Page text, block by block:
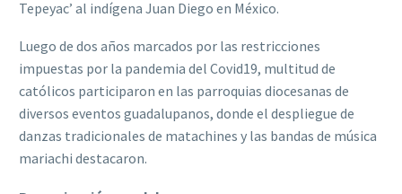
Tepeyac’ al indígena Juan Diego en México.
Luego de dos años marcados por las restricciones
impuestas por la pandemia del Covid19, multitud de
católicos participaron en las parroquias diocesanas de
diversos eventos guadalupanos, donde el despliegue de
danzas tradicionales de matachines y las bandas de música
mariachi destacaron.